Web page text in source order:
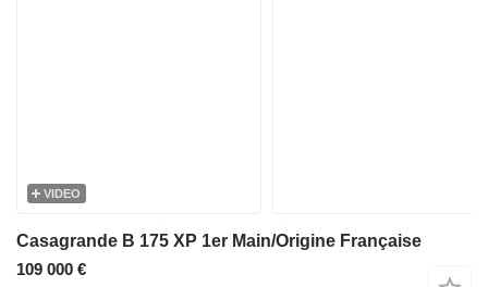
VIDEO
Casagrande B 175 XP 1er Main/Origine Française
109 000 €